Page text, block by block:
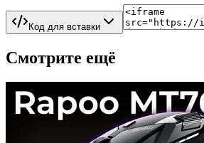
Код для вставки
Смотрите ещё